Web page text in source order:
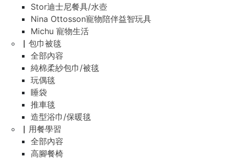
Stor迪士尼餐具/水壺
Nina Ottosson寵物陪伴益智玩具
Michu 寵物生活
▏包巾被毯
全部內容
純棉柔紗包巾/被毯
玩偶毯
睡袋
推車毯
造型浴巾/保暖毯
▏用餐學習
全部內容
高腳餐椅